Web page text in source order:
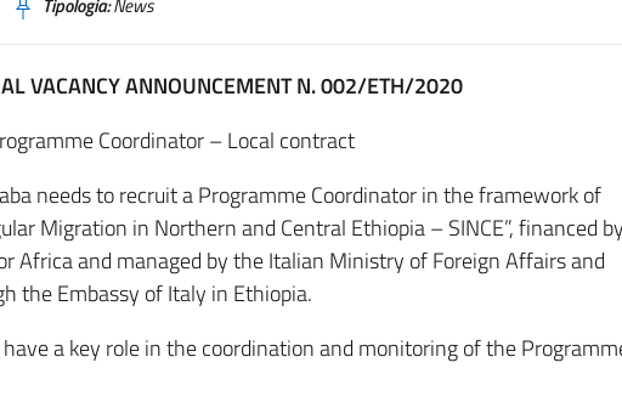
VACANCY ANNOUNCEMENT N. 002/ETH/2020
Coordinator – Local contract
needs to recruit a Programme Coordinator in the framework of
Migration in Northern and Central Ethiopia – SINCE”, financed by
Africa and managed by the Italian Ministry of Foreign Affairs and
the Embassy of Italy in Ethiopia.
a key role in the coordination and monitoring of the